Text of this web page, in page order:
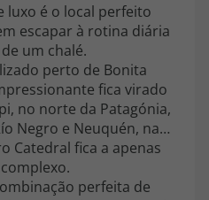
rede fixa nacional.
tem a preocupação de estar
comodidade e total facilidade
ainda ao seu dispor o nosso call
das 10:00 às 20:00 e Sábado
luxo é o local perfeito
escapar à rotina diária
um chalé.
perto de Bonita
fica virado
no norte da Patagónia,
Negro e Neuquén, na
Catedral fica a apenas
perfeita de